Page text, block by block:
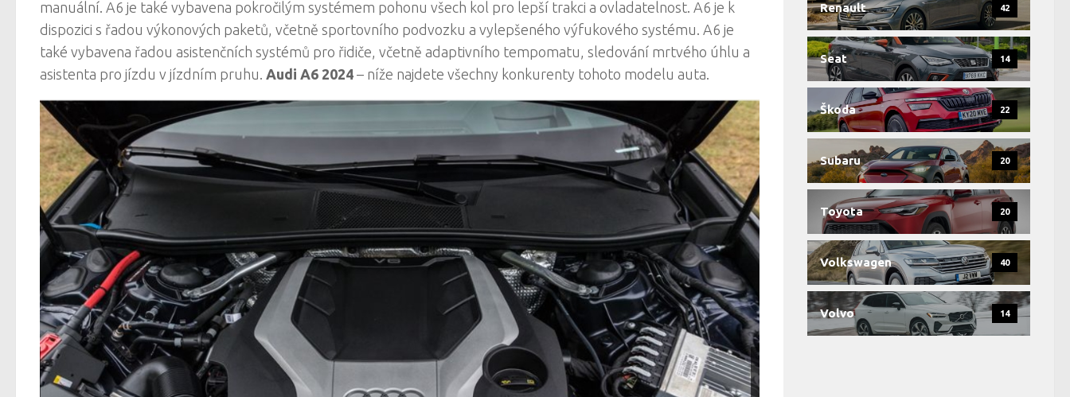
manuální. A6 je také vybavena pokročilým systémem pohonu všech kol pro lepší trakci a ovladatelnost. A6 je k
dispozici s řadou výkonových paketů, včetně sportovního podvozku a vylepšeného výfukového systému. A6 je
také vybavena řadou asistenčních systémů pro řidiče, včetně adaptivního tempomatu, sledování mrtvého úhlu a
asistenta pro jízdu v jízdním pruhu. Audi A6 2024 – níže najdete všechny konkurenty tohoto modelu auta.
Renault 42
Seat 14
Škoda 22
Subaru 20
Toyota 20
Volkswagen 40
Volvo 14